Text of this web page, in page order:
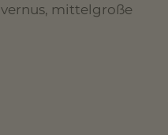
mittelgroße